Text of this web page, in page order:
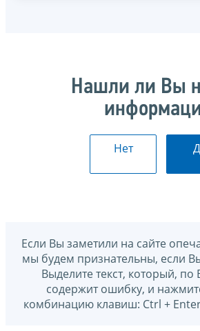
Нашли ли Вы
Нет
Если Вы заметили на сайте
мы будем признательны, если
Выделите текст, который,
содержит ошибку, и
комбинацию клавиш: Ctrl +